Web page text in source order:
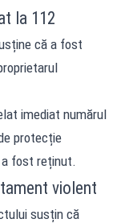
la 112
că a fost
imediat numărul
protecție
a fost reținut.
violent
susțin că